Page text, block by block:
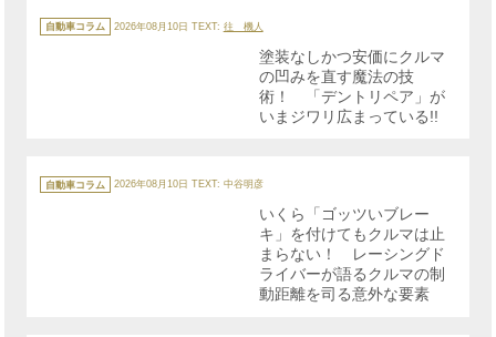
カ
テ
ゴ
自動車コラム 2026年08月10日 TEXT: 往 機人
塗装なしかつ安価にクルマ
の凹みを直す魔法の技
術！ 「デントリペア」が
いまジワリ広まっている!!
テ
ゴ
自動車コラム 2026年08月10日 TEXT: 中谷明彦
いくら「ゴッツいブレー
キ」を付けてもクルマは止
まらない！ レーシングド
ライバーが語るクルマの制
動距離を司る意外な要素